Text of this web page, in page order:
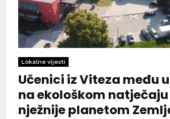
Lokalne vijesti
Učenici iz Viteza među
na ekološkom
nježnije planetom